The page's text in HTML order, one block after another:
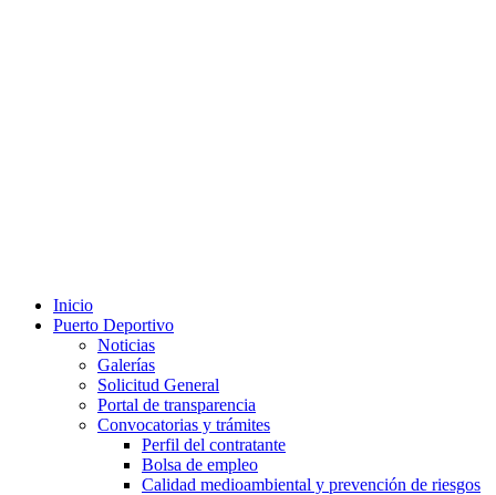
Inicio
Puerto Deportivo
Noticias
Galerías
Solicitud General
Portal de transparencia
Convocatorias y trámites
Perfil del contratante
Bolsa de empleo
Calidad medioambiental y prevención de riesgos